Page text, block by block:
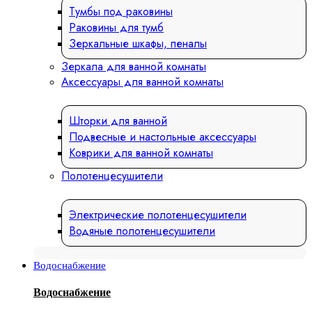
Тумбы под раковины
Раковины для тумб
Зеркальные шкафы, пеналы
Зеркала для ванной комнаты
Аксессуары для ванной комнаты
Шторки для ванной
Подвесные и настольные аксессуары
Коврики для ванной комнаты
Полотенцесушители
Электрические полотенцесушители
Водяные полотенцесушители
Водоснабжение
Водоснабжение